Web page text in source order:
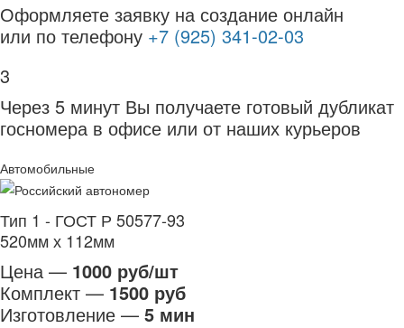
Оформляете заявку на создание онлайн
или по телефону +7 (925) 341-02-03
3
Через 5 минут Вы получаете готовый дубликат
госномера в офисе или от наших курьеров
Автомобильные
Тип 1 - ГОСТ Р 50577-93
520мм х 112мм
Цена — 1000 руб/шт
Комплект — 1500 руб
Изготовление — 5 мин